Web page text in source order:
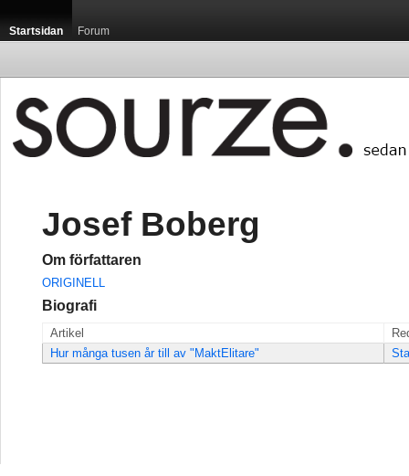
Startsidan Forum
Josef Boberg
Om författaren
ORIGINELL
Biografi
Artikel
Hur många tusen år till av "MaktElitare"